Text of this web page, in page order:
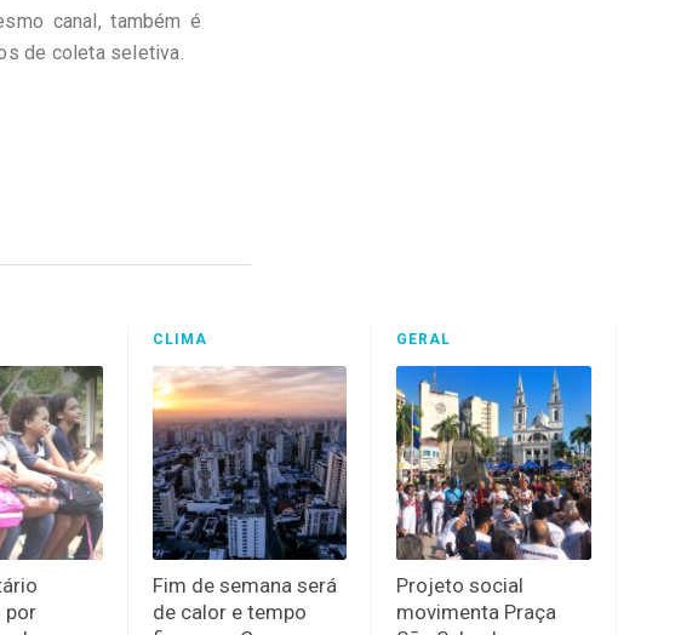
canal, também é
de coleta seletiva.
por
CLIMA
Fim de semana será
de calor e tempo
GERAL
Projeto social
movimenta Praça